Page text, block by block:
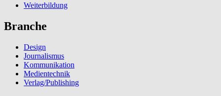
Weiterbildung
Branche
Design
Journalismus
Kommunikation
Medientechnik
Verlag/Publishing